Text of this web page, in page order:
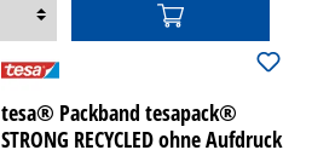
tesa® Packband tesapack®
STRONG RECYCLED ohne Aufdruck